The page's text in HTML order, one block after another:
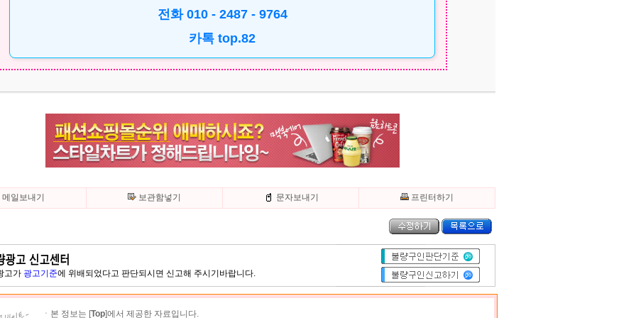
전화 010 - 2487 - 9764
카톡 top.82
메일보내기 보관함넣기 문자보내기 프린터하기
고가 광고기준에 위배되었다고 판단되시면 신고해 주시기바랍니다.
ㆍ본 정보는 [Top]에서 제공한 자료입니다.